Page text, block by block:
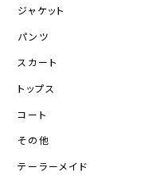
ジャケット
パンツ
スカート
トップス
コート
その他
テーラーメイド